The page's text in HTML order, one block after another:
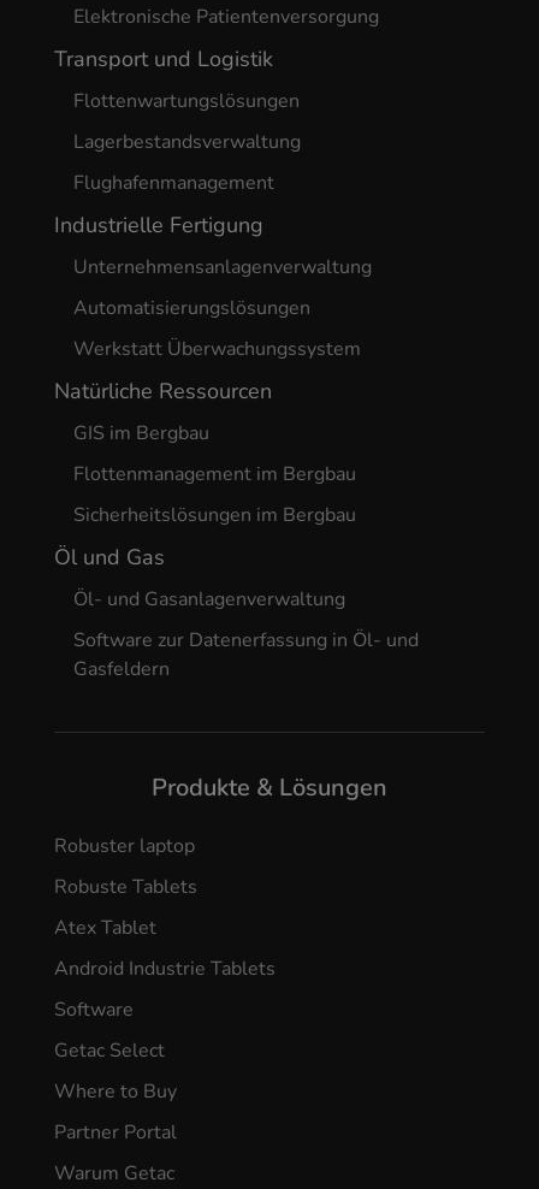
Elektronische Patientenversorgung
Transport und Logistik
Flottenwartungslösungen
Lagerbestandsverwaltung
Flughafenmanagement
Industrielle Fertigung
Unternehmensanlagenverwaltung
Automatisierungslösungen
Werkstatt Überwachungssystem
Natürliche Ressourcen
GIS im Bergbau
Flottenmanagement im Bergbau
Sicherheitslösungen im Bergbau
Öl und Gas
Öl- und Gasanlagenverwaltung
Software zur Datenerfassung in Öl- und
Gasfeldern
Produkte & Lösungen
Robuster laptop
Robuste Tablets
Atex Tablet
Android Industrie Tablets
Software
Getac Select
Where to Buy
Partner Portal
Warum Getac